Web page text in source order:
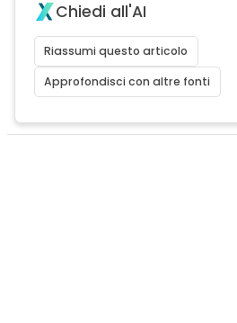
Chiedi all'AI
Riassumi questo articolo
Approfondisci con altre fonti